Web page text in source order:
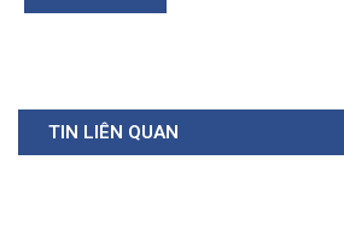
TIN LIÊN QUAN